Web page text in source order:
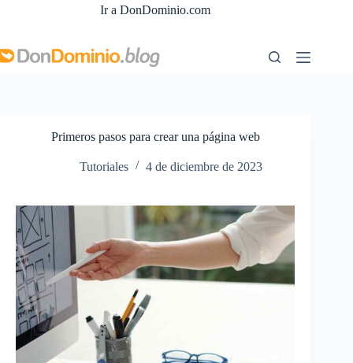
Ir a DonDominio.com
Primeros pasos para crear una página web
Tutoriales 4 de diciembre de 2023